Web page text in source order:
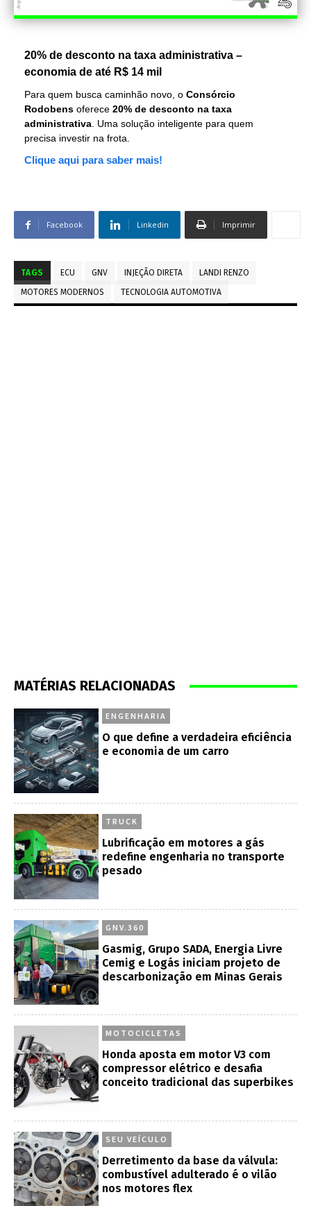
20% de desconto na taxa administrativa –
economia de até R$ 14 mil
Para quem busca caminhão novo, o Consórcio
Rodobens oferece 20% de desconto na taxa
administrativa . Uma solução inteligente para quem
precisa investir na frota.
Clique aqui para saber mais!
Facebook Linkedin Imprimir
TAGS ECU GNV INJEÇÃO DIRETA
LANDI RENZO
MOTORES MODERNOS
TECNOLOGIA AUTOMOTIVA
MATÉRIAS RELACIONADAS
ENGENHARIA
O que define a verdadeira eficiência
e economia de um carro
TRUCK
Lubrificação em motores a gás
redefine engenharia no transporte
pesado
GNV.360
Gasmig, Grupo SADA, Energia Livre
Cemig e Logás iniciam projeto de
descarbonização em Minas Gerais
MOTOCICLETAS
Honda aposta em motor V3 com
compressor elétrico e desafia
conceito tradicional das superbikes
SEU VEÍCULO
Derretimento da base da válvula:
combustível adulterado é o vilão
nos motores flex